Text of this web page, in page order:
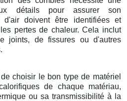
détails pour assurer son
d'air doivent être identifiées et
pertes de chaleur. Cela inclut
joints, de fissures ou d'autres
choisir le bon type de matériel
de chaque matériau,
ou sa transmissibilité à la